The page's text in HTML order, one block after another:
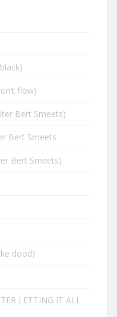
flow)
Bert Smeets)
Bert Smeets
Bert Smeets)
dood)
LETTING IT ALL